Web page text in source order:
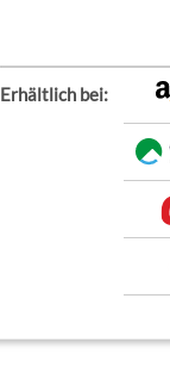
Erhältlich bei: